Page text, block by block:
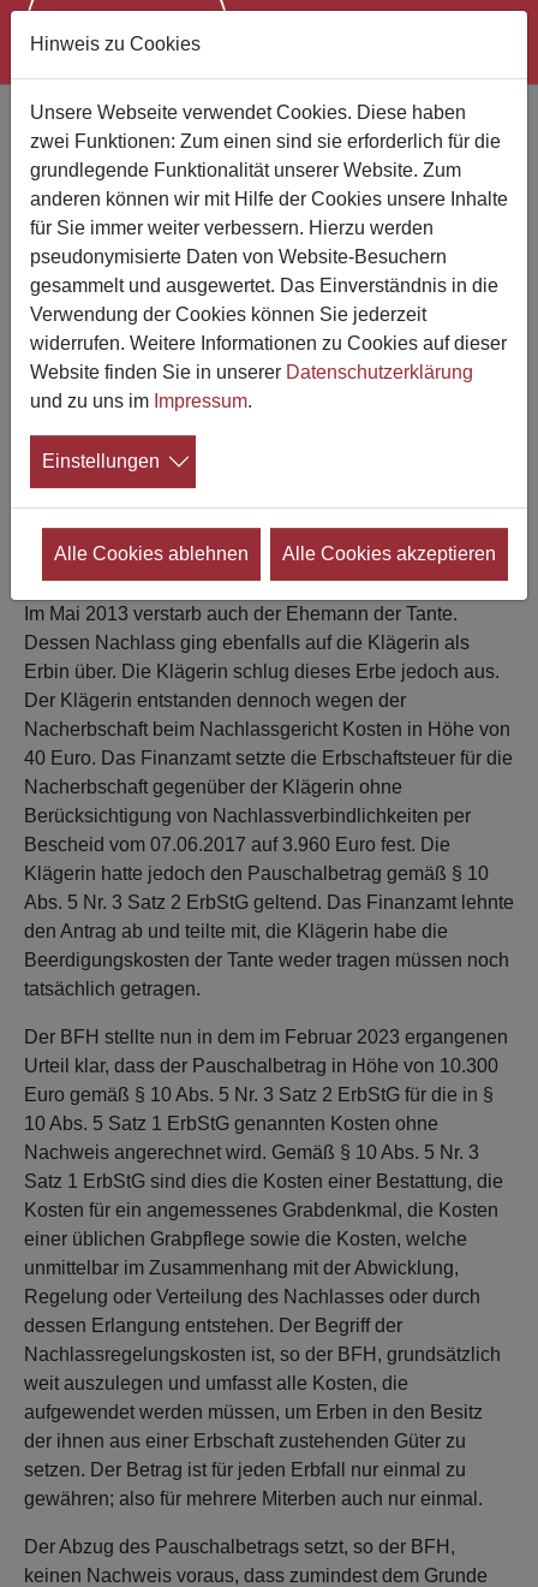
Pauschalbetrag für Erbfallkosten
setzt nicht den Nachweis von
tatsächlichen Kosten voraus
Urteil des Bundesfinanzhofes zur
Erbschaftssteuer
25.08.2023
Der Bundesfinanzhof (BFH) hat im Februar
2023 per Urteil klargestellt, dass der
10 Abs. 5 Nr. 3 Satz 2 ErbStG von Erben
Kosten geltend gemacht werden kann.
Im Januar 2013 verstarb die Tante der Klägerin. Vorerbe
war der Ehemann der Tante, Nacherbin war die Klägerin.
Im Mai 2013 verstarb auch der Ehemann der Tante.
Dessen Nachlass ging ebenfalls auf die Klägerin als
Erbin über. Die Klägerin schlug dieses Erbe jedoch aus.
Der Klägerin entstanden dennoch wegen der
Nacherbschaft beim Nachlassgericht Kosten in Höhe von
40 Euro. Das Finanzamt setzte die Erbschaftsteuer für die
Nacherbschaft gegenüber der Klägerin ohne
Berücksichtigung von Nachlassverbindlichkeiten per
Bescheid vom 07.06.2017 auf 3.960 Euro fest. Die
Klägerin hatte jedoch den Pauschalbetrag gemäß § 10
Abs. 5 Nr. 3 Satz 2 ErbStG geltend. Das Finanzamt lehnte
den Antrag ab und teilte mit, die Klägerin habe die
Beerdigungskosten der Tante weder tragen müssen noch
tatsächlich getragen.
Der BFH stellte nun in dem im Februar 2023 ergangenen
Urteil klar, dass der Pauschalbetrag in Höhe von 10.300
Euro gemäß § 10 Abs. 5 Nr. 3 Satz 2 ErbStG für die in §
10 Abs. 5 Satz 1 ErbStG genannten Kosten ohne
Nachweis angerechnet wird. Gemäß § 10 Abs. 5 Nr. 3
Satz 1 ErbStG sind dies die Kosten einer Bestattung, die
Kosten für ein angemessenes Grabdenkmal, die Kosten
einer üblichen Grabpflege sowie die Kosten, welche
unmittelbar im Zusammenhang mit der Abwicklung,
Regelung oder Verteilung des Nachlasses oder durch
dessen Erlangung entstehen. Der Begriff der
Nachlassregelungskosten ist, so der BFH, grundsätzlich
weit auszulegen und umfasst alle Kosten, die
aufgewendet werden müssen, um Erben in den Besitz
der ihnen aus einer Erbschaft zustehenden Güter zu
setzen. Der Betrag ist für jeden Erbfall nur einmal zu
gewähren; also für mehrere Miterben auch nur einmal.
Der Abzug des Pauschalbetrags setzt, so der BFH,
keinen Nachweis voraus, dass zumindest dem Grunde
Hinweis zu Cookies
Unsere Webseite verwendet Cookies. Diese haben
zwei Funktionen: Zum einen sind sie erforderlich für die
grundlegende Funktionalität unserer Website. Zum
anderen können wir mit Hilfe der Cookies unsere Inhalte
für Sie immer weiter verbessern. Hierzu werden
pseudonymisierte Daten von Website-Besuchern
gesammelt und ausgewertet. Das Einverständnis in die
Verwendung der Cookies können Sie jederzeit
widerrufen. Weitere Informationen zu Cookies auf dieser
Website finden Sie in unserer Datenschutzerklärung
und zu uns im Impressum.
Einstellungen
Alle Cookies ablehnen Alle Cookies akzeptieren